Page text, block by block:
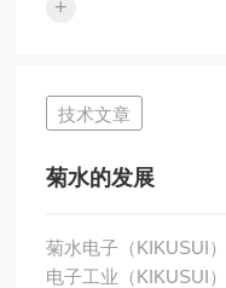
键差异。本文将通过
DC-50MHz，上升时
号的测量需求；
上升时间缩短至
捕捉高...
+
技术文章
菊水的发展
菊水电子（KIKUSUI
电子工业（KIKUSUI